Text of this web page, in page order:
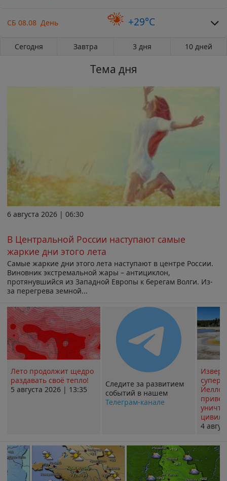
СБ 08.08 День +29°C
Сегодня Завтра 3 дня 10 дней
Тема дня
6 августа 2026 | 06:30
В Центральной России наступают самые
жаркие дни этого лета
Самые жаркие дни этого лета наступают в центре России.
Виновник экстремальной жары – антициклон,
протянувшийся из Западной Европы к берегам Волги. Из-
за перегрева земной...
Лето продолжит щедро
раздавать своё тепло!
5 августа 2026 | 13:35
Следите за развитием
событий в нашем
Телеграм-канале
4